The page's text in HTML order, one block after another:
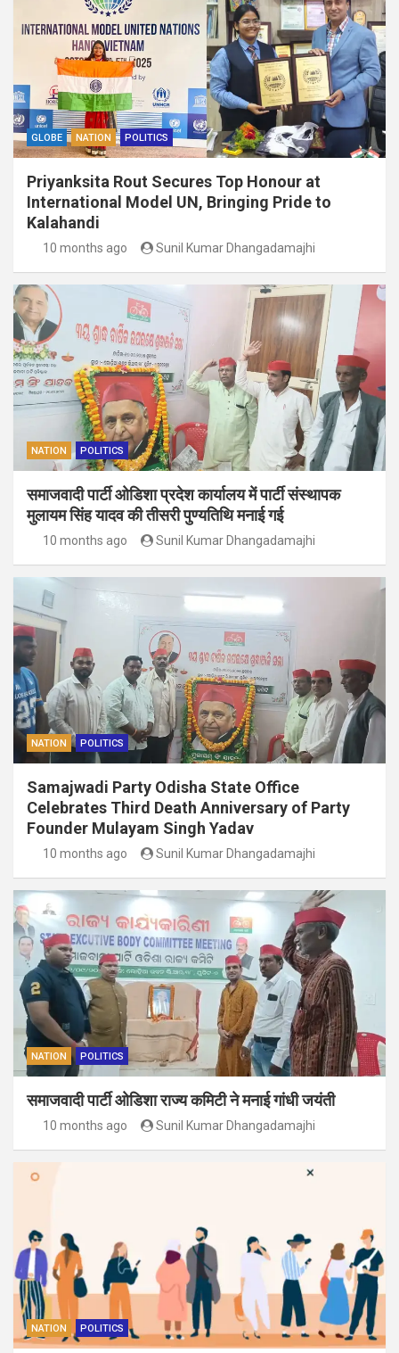
GLOBE NATION POLITICS
Priyanksita Rout Secures Top Honour at
International Model UN, Bringing Pride to
Kalahandi
10 months ago Sunil Kumar Dhangadamajhi
NATION POLITICS
समाजवादी पार्टी ओडिशा प्रदेश कार्यालय में पार्टी संस्थापक
मुलायम सिंह यादव की तीसरी पुण्यतिथि मनाई गई
10 months ago Sunil Kumar Dhangadamajhi
NATION POLITICS
Samajwadi Party Odisha State Office
Celebrates Third Death Anniversary of Party
Founder Mulayam Singh Yadav
10 months ago Sunil Kumar Dhangadamajhi
NATION POLITICS
समाजवादी पार्टी ओडिशा राज्य कमिटी ने मनाई गांधी जयंती
10 months ago Sunil Kumar Dhangadamajhi
NATION POLITICS